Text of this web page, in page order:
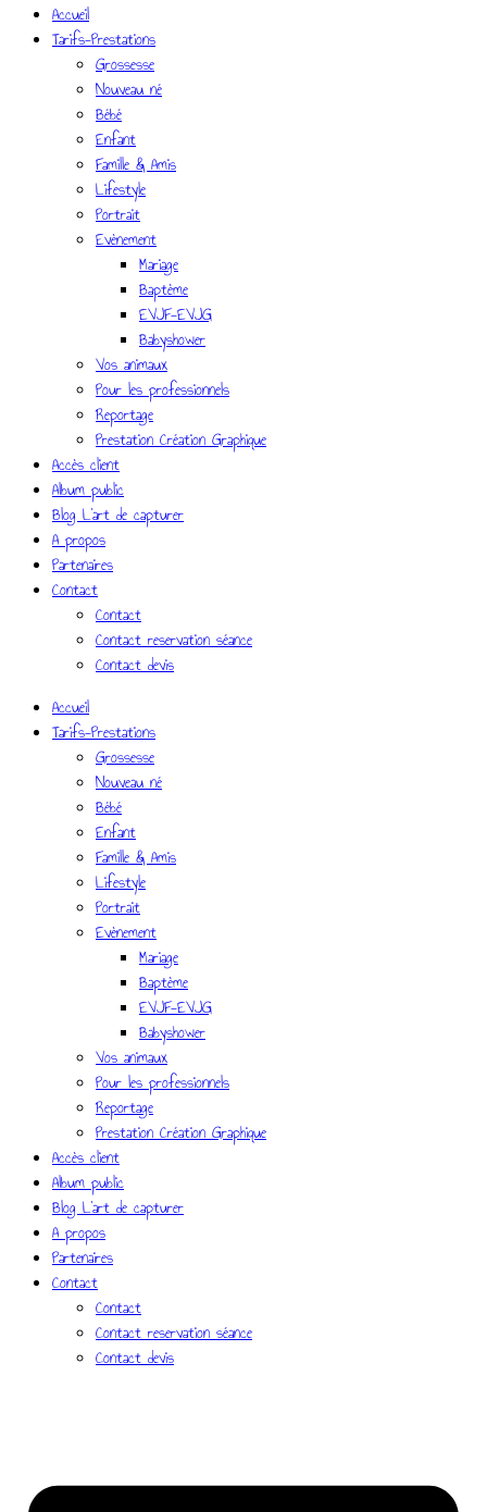
Accueil
Tarifs-Prestations
Grossesse
Nouveau né
Bébé
Enfant
Famille & Amis
Lifestyle
Portrait
Evènement
Mariage
Baptème
EVJF-EVJG
Babyshower
Vos animaux
Pour les professionnels
Reportage
Prestation Création Graphique
Accès client
Album public
Blog L’art de capturer
A propos
Partenaires
Contact
Contact
Contact reservation séance
Contact devis
Accueil
Tarifs-Prestations
Grossesse
Nouveau né
Bébé
Enfant
Famille & Amis
Lifestyle
Portrait
Evènement
Mariage
Baptème
EVJF-EVJG
Babyshower
Vos animaux
Pour les professionnels
Reportage
Prestation Création Graphique
Accès client
Album public
Blog L’art de capturer
A propos
Partenaires
Contact
Contact
Contact reservation séance
Contact devis